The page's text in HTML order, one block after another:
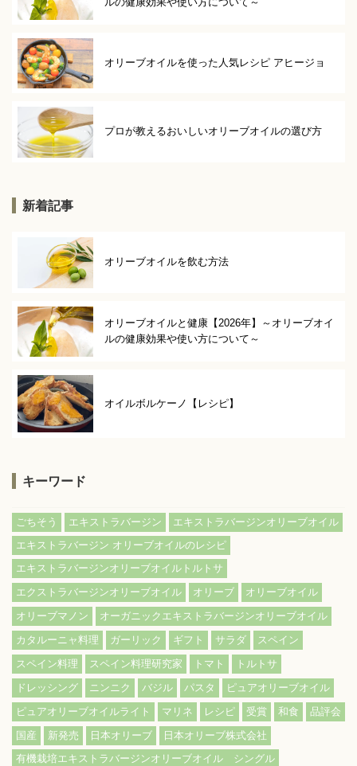
オリーブオイルを使った人気レシピ アヒージョ
プロが教えるおいしいオリーブオイルの選び方
新着記事
オリーブオイルを飲む方法
オリーブオイルと健康【2026年】～オリーブオイ
ルの健康効果や使い方について～
オイルボルケーノ【レシピ】
キーワード
ごちそう エキストラバージン
エキストラバージンオリーブオイル
エキストラバージン オリーブオイルのレシピ
エキストラバージンオリーブオイルトルトサ
エクストラバージンオリーブオイル
オリーブ
オリーブオイル
オリーブマノン
オーガニックエキストラバージンオリーブオイル
カタルーニャ料理
ガーリック ギフト サラダ
スペイン
スペイン料理
スペイン料理研究家 トマト
トルトサ
ドレッシング
ニンニク バジル パスタ
ピュアオリーブオイル
ピュアオリーブオイルライト
マリネ レシピ 受賞 和食
品評会
国産
新発売 日本オリーブ
日本オリーブ株式会社
有機栽培エキストラバージンオリーブオイル シングル